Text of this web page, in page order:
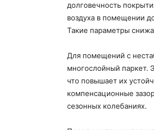
долговечность
воздуха в помещении
Такие параметры
Для помещений с
многослойный паркет.
что повышает их
компенсационные
сезонных колебаниях.